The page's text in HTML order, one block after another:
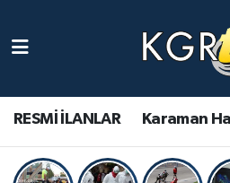
RESMİ İLANLAR Karaman
Gündem Haberleri
Güncel Haberler